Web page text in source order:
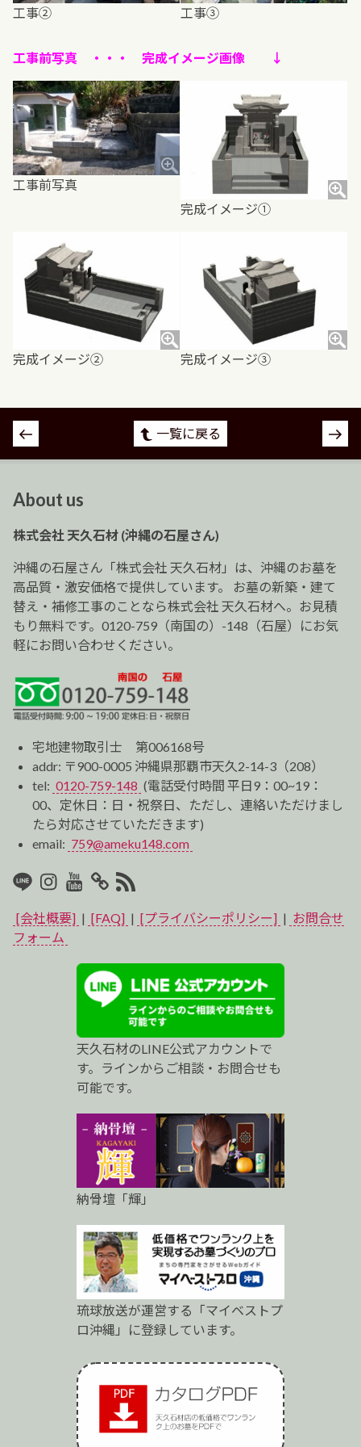
工事② 工事③
工事前写真 ・・・ 完成イメージ画像 ↓
工事前写真
完成イメージ①
完成イメージ② 完成イメージ③
投
稿
ゲ
ー
シ
ョ
ン
一覧に戻る
About us
株式会社 天久石材 (沖縄の石屋さん)
沖縄の石屋さん「株式会社 天久石材」は、沖縄のお墓を
高品質・激安価格で提供しています。 お墓の新築・建て
替え・補修工事のことなら株式会社 天久石材へ。お見積
もり無料です。0120-759（南国の）-148（石屋）にお気
軽にお問い合わせください。
宅地建物取引士 第006168号
addr: 〒900-0005 沖縄県那覇市天久2-14-3（208）
tel: 0120-759-148 (電話受付時間 平日9：00~19：
00、定休日：日・祝祭日、ただし、連絡いただけまし
たら対応させていただきます)
email: 759@ameku148.com
LINEInstagram
Youtube
マ
イ
ス
ト
ロ
RSS2
[会社概要] | [FAQ] | [プライバシーポリシー] | お問合せ
フォーム
天久石材のLINE公式アカウントで
す。ラインからご相談・お問合せも
可能です。
納骨壇「輝」
琉球放送が運営する「マイベストプ
ロ沖縄」に登録しています。